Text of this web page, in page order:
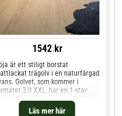
1542 kr
Läs mer här
är ett stiligt borstat
trägolv i en naturfärgad
Golvet, som kommer i
3.0 XXL, har en 1-stav
för en elegant och
yta.